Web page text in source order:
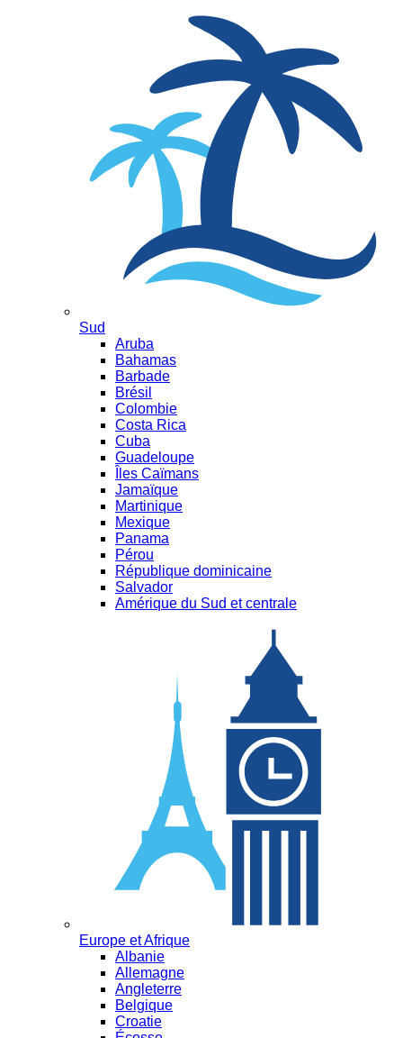
Sud
Aruba
Bahamas
Barbade
Brésil
Colombie
Costa Rica
Cuba
Guadeloupe
Îles Caïmans
Jamaïque
Martinique
Mexique
Panama
Pérou
République dominicaine
Salvador
Amérique du Sud et centrale
Europe et Afrique
Albanie
Allemagne
Angleterre
Belgique
Croatie